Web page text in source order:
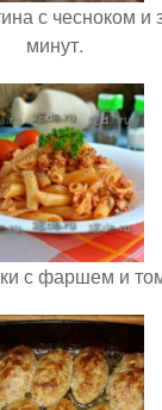
с чесноком и
минут.
с фаршем и